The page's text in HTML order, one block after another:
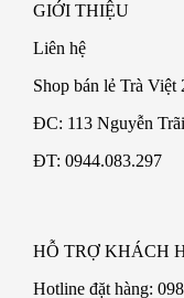
GIỚI THIỆU
Liên hệ
Shop bán lẻ Trà Việt
ĐC: 113 Nguyễn
ĐT: 0944.083.297
HỖ TRỢ KHÁCH
Hotline đặt hàng: